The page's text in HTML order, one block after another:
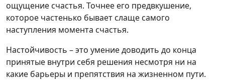
ощущение счастья. Точнее его предвкушение,
которое частенько бывает слаще самого
наступления момента счастья.
Настойчивость – это умение доводить до конца
принятые внутри себя решения несмотря ни на
какие барьеры и препятствия на жизненном пути.